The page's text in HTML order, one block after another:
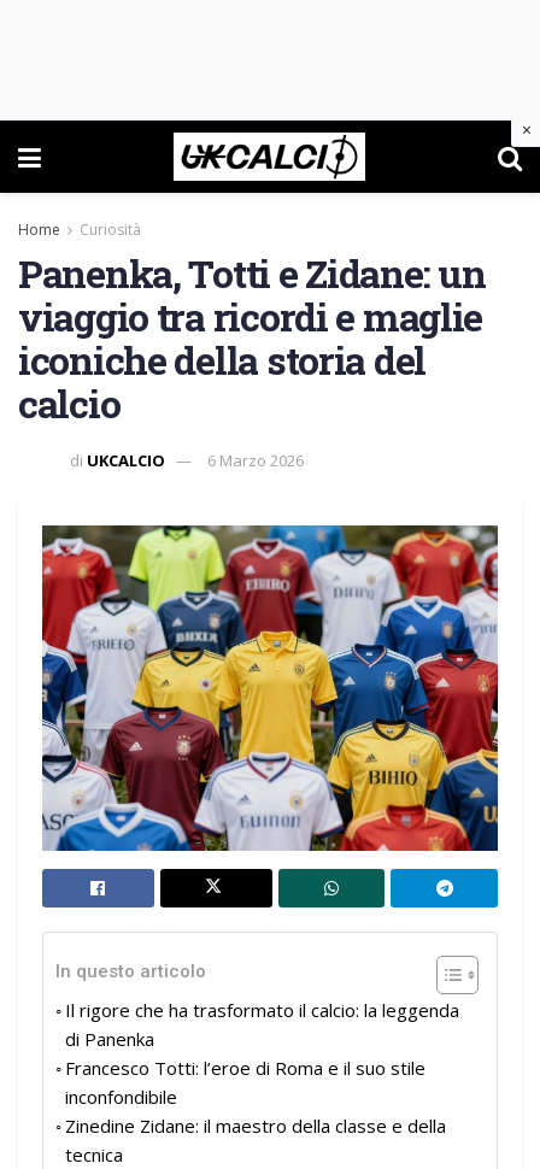
Home Curiosità
Panenka, Totti e Zidane: un
viaggio tra ricordi e maglie
iconiche della storia del
calcio
di UKCALCIO 6 Marzo 2026
In questo articolo
Il rigore che ha trasformato il calcio: la leggenda
di Panenka
Francesco Totti: l’eroe di Roma e il suo stile
inconfondibile
Zinedine Zidane: il maestro della classe e della
tecnica
×